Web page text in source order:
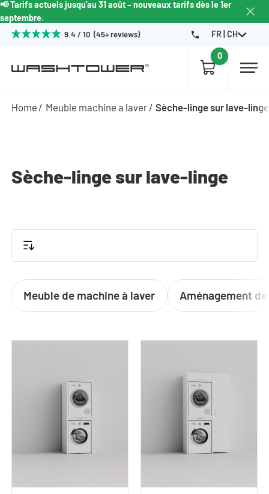
📢 Tarifs actuels jusqu'au 31 août – nouveaux tarifs dès le 1er
septembre.
9.4 / 10 (45+ reviews) FR | CH
0
Home Meuble machine a laver Sèche-linge sur lave-linge
Sèche-linge sur lave-linge
Meuble de machine à laver Aménagement